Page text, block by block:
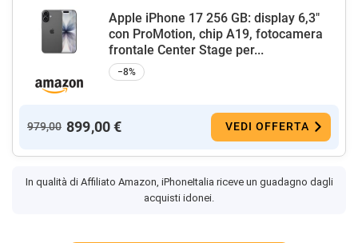
Apple iPhone 17 256 GB: display 6,3"
con ProMotion, chip A19, fotocamera
frontale Center Stage per...
−8%
979,00 899,00 € VEDI OFFERTA
In qualità di Affiliato Amazon, iPhoneItalia riceve un guadagno dagli
acquisti idonei.